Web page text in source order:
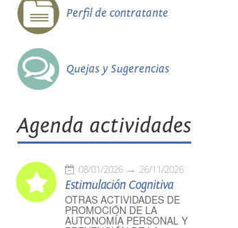
Perfil de contratante
Quejas y Sugerencias
Agenda actividades
08/01/2026 26/11/2026
Estimulación Cognitiva
OTRAS ACTIVIDADES DE
PROMOCIÓN DE LA
AUTONOMÍA PERSONAL Y